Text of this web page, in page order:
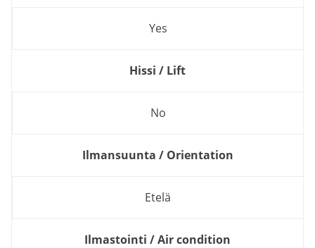
Yes
Hissi / Lift
No
Ilmansuunta / Orientation
Etelä
Ilmastointi / Air condition